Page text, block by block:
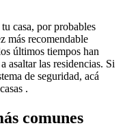
casa, por probables
más recomendable
últimos tiempos han
asaltar las residencias. Si
de seguridad, acá
.
comunes